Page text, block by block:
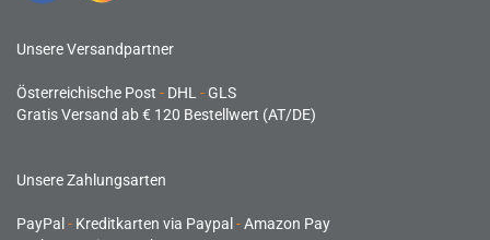
Unsere Versandpartner
Österreichische Post - DHL -GLS
Gratis Versand ab € 120 Bestellwert (AT/DE)
Unsere Zahlungsarten
PayPal - Kreditkarten via Paypal -Amazon Pay